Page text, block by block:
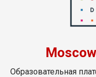
Образовательная